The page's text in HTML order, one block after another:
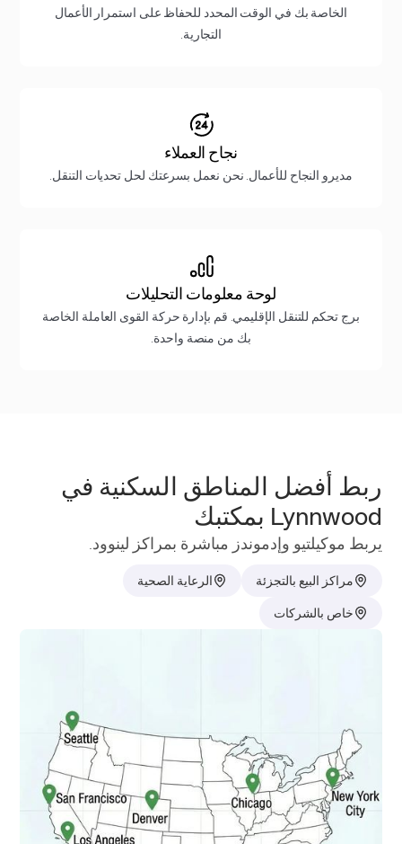
الخاصة بك في الوقت المحدد للحفاظ على استمرار الأعمال
التجارية.
نجاح العملاء
مديرو النجاح للأعمال. نحن نعمل بسرعتك لحل تحديات التنقل.
لوحة معلومات التحليلات
برج تحكم للتنقل الإقليمي. قم بإدارة حركة القوى العاملة الخاصة
بك من منصة واحدة.
ربط أفضل المناطق السكنية في
Lynnwood بمكتبك
يربط موكيلتيو وإدموندز مباشرة بمراكز لينوود.
مراكز البيع بالتجزئة الرعاية الصحية
خاص بالشركات